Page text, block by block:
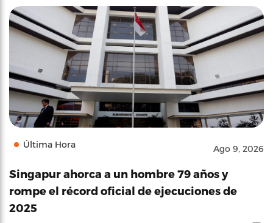
Última Hora Ago 9, 2026
Singapur ahorca a un hombre 79 años y
rompe el récord oficial de ejecuciones de
2025